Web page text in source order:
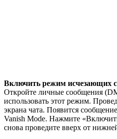
Включить режим исчезающих
Откройте личные сообщения
использовать этот режим.
экрана чата. Появится
Vanish Mode. Нажмите
снова проведите вверх от